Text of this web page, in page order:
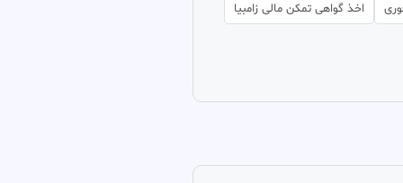
اخذ گواهی تمکن مالی زامبیا